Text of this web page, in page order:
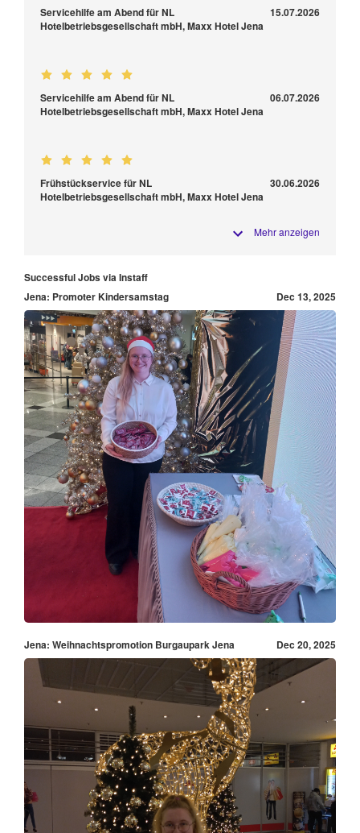
Servicehilfe am Abend für NL
Hotelbetriebsgesellschaft mbH, Maxx Hotel Jena
15.07.2026
Servicehilfe am Abend für NL
Hotelbetriebsgesellschaft mbH, Maxx Hotel Jena
06.07.2026
Frühstückservice für NL
Hotelbetriebsgesellschaft mbH, Maxx Hotel Jena
30.06.2026
Mehr anzeigen
Successful Jobs via Instaff
Jena: Promoter Kindersamstag
Dec 13, 2025
Jena: Weihnachtspromotion Burgaupark Jena Dec 20, 2025